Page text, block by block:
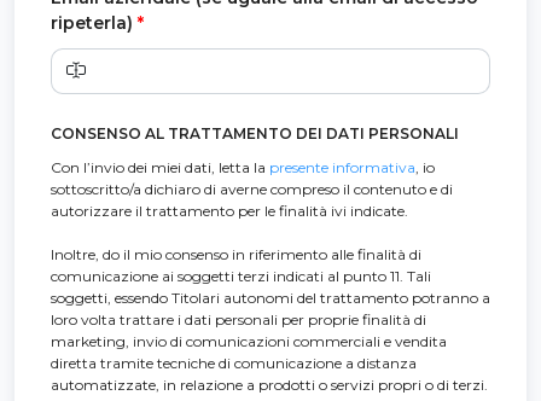
ripeterla) *
CONSENSO AL TRATTAMENTO DEI DATI PERSONALI
Con l’invio dei miei dati, letta la presente informativa, io
sottoscritto/a dichiaro di averne compreso il contenuto e di
autorizzare il trattamento per le finalità ivi indicate.
Inoltre, do il mio consenso in riferimento alle finalità di
comunicazione ai soggetti terzi indicati al punto 11. Tali
soggetti, essendo Titolari autonomi del trattamento potranno a
loro volta trattare i dati personali per proprie finalità di
marketing, invio di comunicazioni commerciali e vendita
diretta tramite tecniche di comunicazione a distanza
automatizzate, in relazione a prodotti o servizi propri o di terzi.